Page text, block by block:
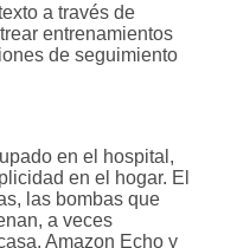
a través de
entrenamientos
de seguimiento
en el hospital,
en el hogar. El
las bombas que
a veces
Amazon Echo y